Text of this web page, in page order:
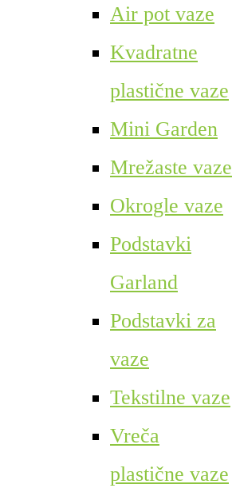
Air pot vaze
Kvadratne
plastične vaze
Mini Garden
Mrežaste vaze
Okrogle vaze
Podstavki
Garland
Podstavki za
vaze
Tekstilne vaze
Vreča
plastične vaze